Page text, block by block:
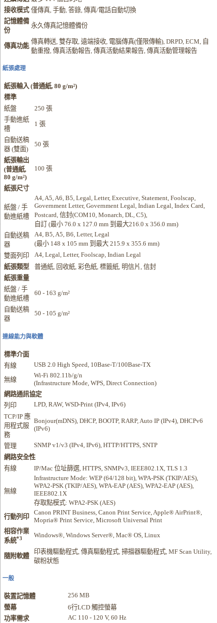
接收模式 僅傳真, 手動, 答錄, 傳真/電話自動切換
記憶體備
份
永久傳真記憶體備份
傳真功能
傳真轉送, 雙存取, 遠端接收, 電腦傳真(僅限傳輸), DRPD, ECM, 自
動重撥, 傳真活動報告, 傳真活動結果報告, 傳真活動管理報告
紙張處理
紙張輸入 (普通紙, 80 g/m²)
標準
紙盤
250 張
手動進紙
槽
1 張
自動送稿
器 (雙面)
50 張
紙張輸出
(普通紙,
80 g/m²)
100 張
紙張尺寸
紙盤 / 手
動進紙槽
A4, A5, A6, B5, Legal, Letter, Executive, Statement, Foolscap,
Government Letter, Government Legal, Indian Legal, Index Card,
Postcard, 信封(COM10, Monarch, DL, C5),
自訂 (最小 76.0 x 127.0 mm 到最大216.0 x 356.0 mm)
自動送稿
器
A4, B5, A5, B6, Letter, Legal
(最小 148 x 105 mm 到最大 215.9 x 355.6 mm)
雙面列印
A4, Legal, Letter, Foolscap, Indian Legal
紙張類型
普通紙, 回收紙, 彩色紙, 標籤紙, 明信片, 信封
紙張重量
紙盤 / 手
動進紙槽
60 - 163 g/m²
自動送稿
器
50 - 105 g/m²
連線能力與軟體
標準介面
有線
USB 2.0 High Speed, 10Base-T/100Base-TX
無線
Wi-Fi 802.11b/g/n
(Infrastructure Mode, WPS, Direct Connection)
網路通訊協定
列印
LPD, RAW, WSD-Print (IPv4, IPv6)
TCP/IP 應
用程式服
務
Bonjour(mDNS), DHCP, BOOTP, RARP, Auto IP (IPv4), DHCPv6
(IPv6)
管理
SNMP v1/v3 (IPv4, IPv6), HTTP/HTTPS, SNTP
網路安全性
有線
IP/Mac 位址篩選, HTTPS, SNMPv3, IEEE802.1X, TLS 1.3
無線
Infrastructure Mode: WEP (64/128 bit), WPA-PSK (TKIP/AES),
WPA2-PSK (TKIP/AES), WPA-EAP (AES), WPA2-EAP (AES),
IEEE802.1X
存取點模式: WPA2-PSK (AES)
行動列印
Canon PRINT Business, Canon Print Service, Apple® AirPrint®,
Mopria® Print Service, Microsoft Universal Print
相容作業
系統*3 Windows®, Windows Server®, Mac® OS, Linux
隨附軟體
印表機驅動程式, 傳真驅動程式, 掃描器驅動程式, MF Scan Utility,
碳粉狀態
一般
裝置記憶體
256 MB
螢幕
6行LCD 觸控螢幕
功率需求
AC 110 - 120 V, 60 Hz